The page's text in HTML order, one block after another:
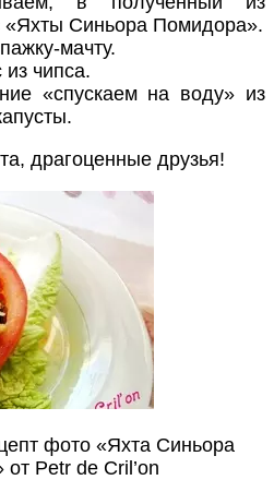
«Яхты Синьора Помидора».
мачту.
чипса.
«спускаем на воду» из
драгоценные друзья!
фото «Яхта Синьора
Petr de Cril’on